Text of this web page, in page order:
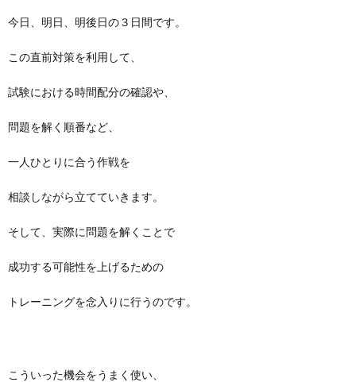
今日、明日、明後日の３日間です。
この直前対策を利用して、
試験における時間配分の確認や、
問題を解く順番など、
一人ひとりに合う作戦を
相談しながら立てていきます。
そして、実際に問題を解くことで
成功する可能性を上げるための
トレーニングを念入りに行うのです。
こういった機会をうまく使い、